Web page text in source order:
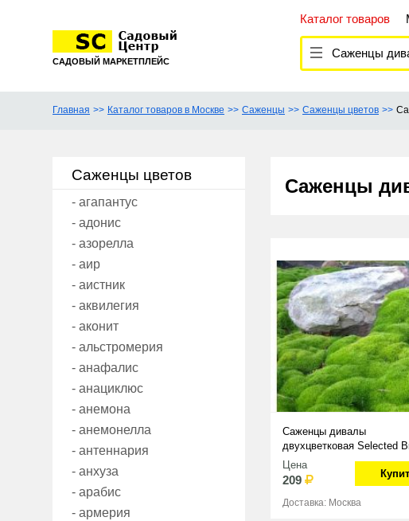
САДОВЫЙ МАРКЕТПЛЕЙС
Каталог товаров
Саженцы
Главная Каталог товаров в Москве Саженцы Саженцы цветов
Саженцы цветов
- агапантус
- адонис
- азорелла
- аир
- аистник
- аквилегия
- аконит
- альстромерия
- анафалис
- анациклюс
- анемона
- анемонелла
- антеннария
- анхуза
- арабис
- армерия
Саженцы
Саженцы дивалы
двухцветковая Selected
Цена
209
Доставка: Москва